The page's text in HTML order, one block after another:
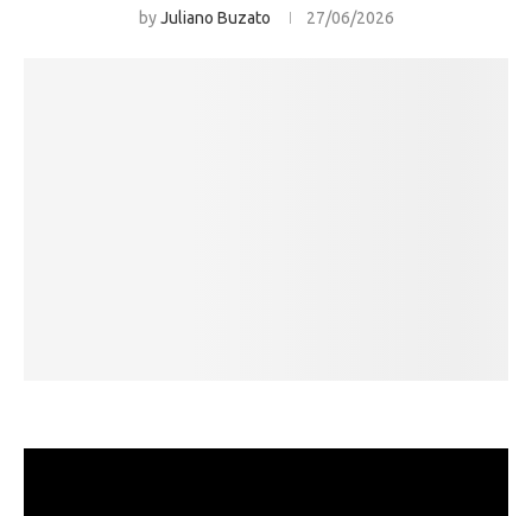
byJuliano Buzato 27/06/2026